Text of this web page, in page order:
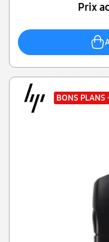
Prix
BONS PLANS